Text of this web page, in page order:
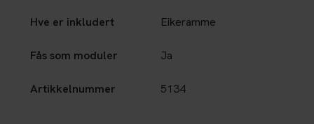
Hve er inkludert Eikeramme
Fås som moduler Ja
Artikkelnummer 5134